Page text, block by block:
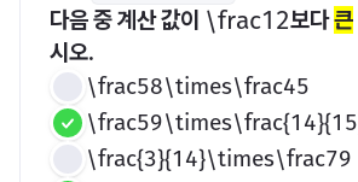
다음 중 계산 값이 ​\frac12​보다 큰
시오.
\frac58\times\frac45
\frac{3}{14}\times\frac79